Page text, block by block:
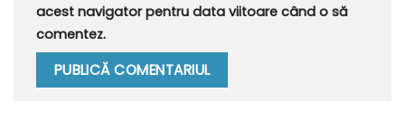
acest navigator pentru data viitoare când o să
comentez.